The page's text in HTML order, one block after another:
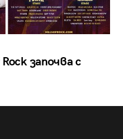
започва с